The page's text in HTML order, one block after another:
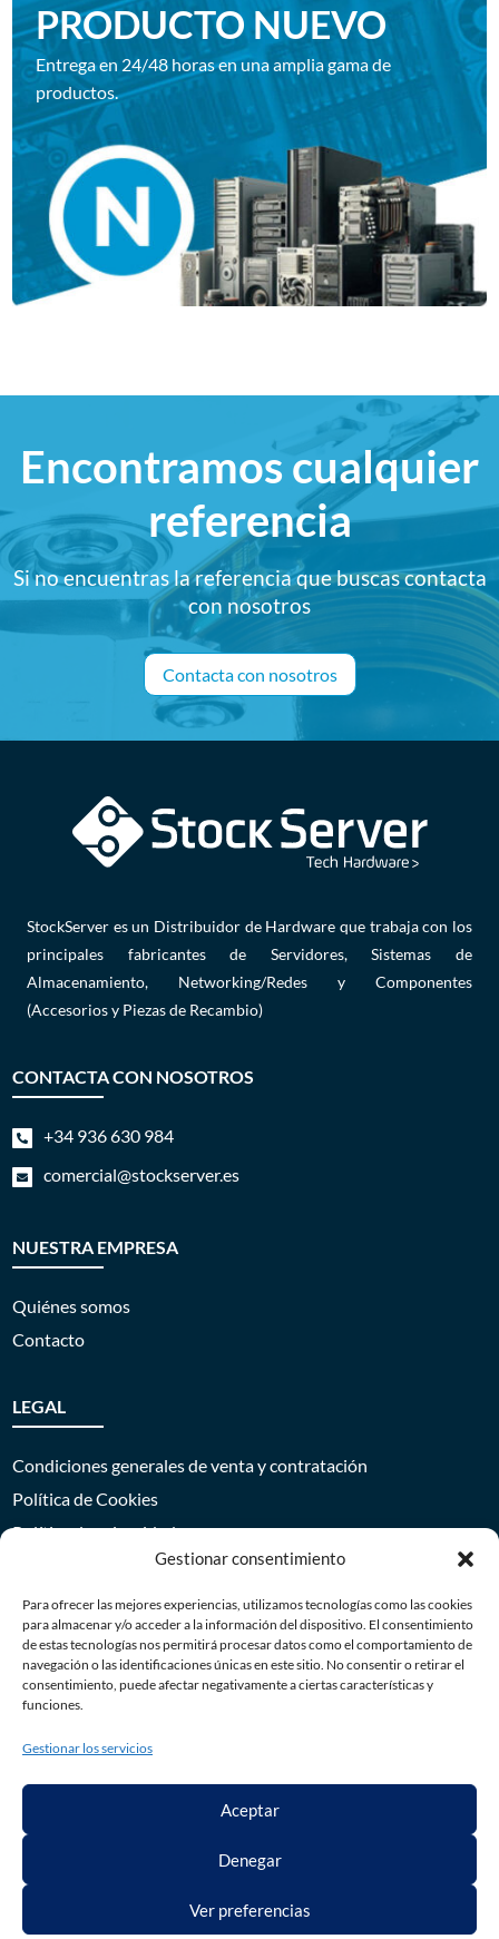
Gestionar consentimiento
Para ofrecer las mejores experiencias, utilizamos tecnologías como las cookies
para almacenar y/o acceder a la información del dispositivo. El consentimiento
de estas tecnologías nos permitirá procesar datos como el comportamiento de
navegación o las identificaciones únicas en este sitio. No consentir o retirar el
consentimiento, puede afectar negativamente a ciertas características y
funciones.
Gestionar los servicios
Aceptar
Denegar
Ver preferencias
PRODUCTO NUEVO
Entrega en 24/48 horas en una amplia gama de
productos.
Encontramos cualquier
referencia
Si no encuentras la referencia que buscas contacta
con nosotros
Contacta con nosotros
StockServer es un Distribuidor de Hardware que trabaja con los
principales fabricantes de Servidores, Sistemas de
Almacenamiento, Networking/Redes y Componentes
(Accesorios y Piezas de Recambio)
CONTACTA CON NOSOTROS
 +34 936 630 984
 comercial@stockserver.es
NUESTRA EMPRESA
Quiénes somos
Contacto
LEGAL
Condiciones generales de venta y contratación
Política de Cookies
Política de privacidad
Este sitio está protegido por reCAPTCHA y Google Política de privacidad y